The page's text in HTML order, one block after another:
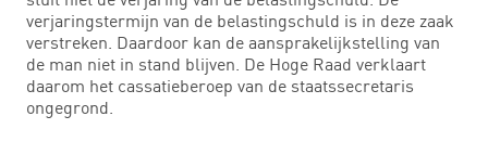
verjaringstermijn van de belastingschuld is in deze zaak
verstreken. Daardoor kan de aansprakelijkstelling van
de man niet in stand blijven. De Hoge Raad verklaart
daarom het cassatieberoep van de staatssecretaris
ongegrond.